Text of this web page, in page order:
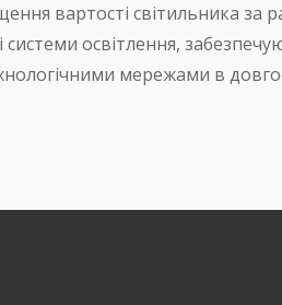
вартості світильника за
освітлення,
мережами в